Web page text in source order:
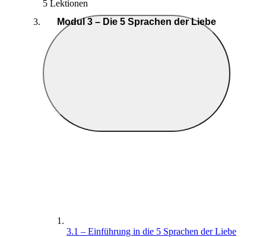
5 Lektionen
Modul 3 – Die 5 Sprachen der Liebe
3.1 – Einführung in die 5 Sprachen der Liebe